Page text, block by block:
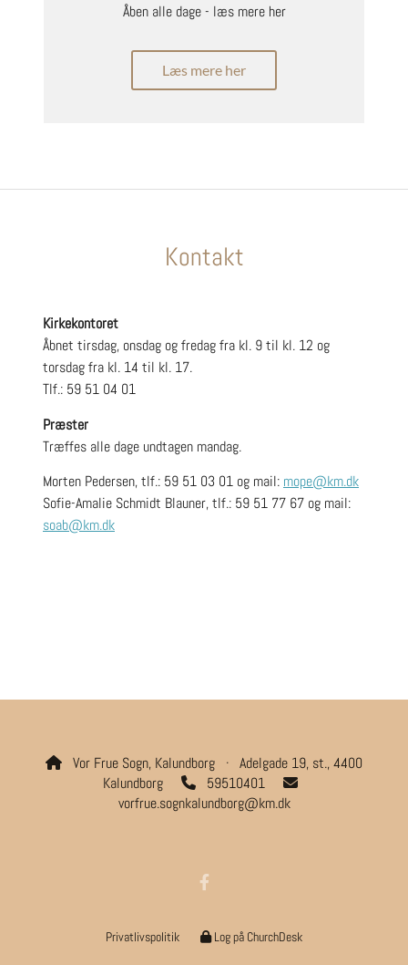
Åben alle dage - læs mere her
Læs mere her
Kontakt
Kirkekontoret
Åbnet tirsdag, onsdag og fredag fra kl. 9 til kl. 12 og
torsdag fra kl. 14 til kl. 17.
Tlf.: 59 51 04 01
Præster
Træffes alle dage undtagen mandag.
Morten Pedersen, tlf.: 59 51 03 01 og mail: mope@km.dk
Sofie-Amalie Schmidt Blauner, tlf.: 59 51 77 67 og mail:
soab@km.dk

Vor Frue Sogn, Kalundborg · Adelgade 19, st., 4400
Kalundborg
 59510401 
vorfrue.sognkalundborg@km.dk
Privatlivspolitik Log på ChurchDesk